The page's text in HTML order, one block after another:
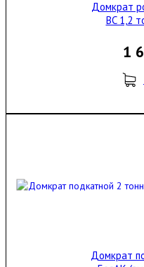
Домкрат
BC 1,2
1
Домкрат